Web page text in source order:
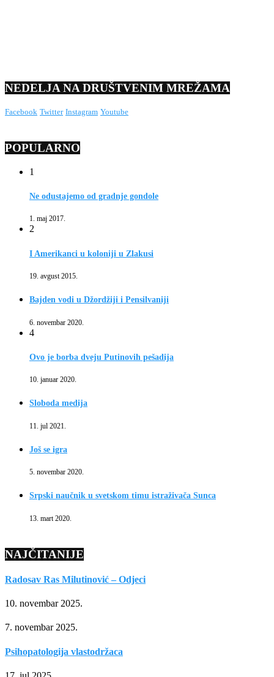
NEDELJA NA DRUŠTVENIM MREŽAMA
Facebook Twitter Instagram Youtube
POPULARNO
1
Ne odustajemo od gradnje gondole
1. maj 2017.
2
I Amerikanci u koloniji u Zlakusi
19. avgust 2015.
Bajden vodi u Džordžiji i Pensilvaniji
6. novembar 2020.
4
Ovo je borba dveju Putinovih pešadija
10. januar 2020.
Sloboda medija
11. jul 2021.
Još se igra
5. novembar 2020.
Srpski naučnik u svetskom timu istraživača Sunca
13. mart 2020.
NAJČITANIJE
Radosav Ras Milutinović – Odjeci
10. novembar 2025.
7. novembar 2025.
Psihopatologija vlastodržaca